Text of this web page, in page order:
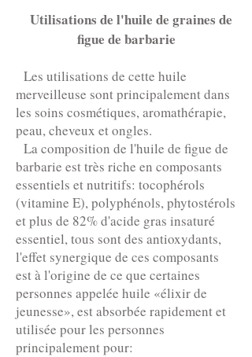
Utilisations de l'huile de graines de
figue de barbarie
Les utilisations de cette huile
merveilleuse sont principalement dans
les soins cosmétiques, aromathérapie,
peau, cheveux et ongles.
La composition de l'huile de figue de
barbarie est très riche en composants
essentiels et nutritifs: tocophérols
(vitamine E), polyphénols, phytostérols
et plus de 82% d'acide gras insaturé
essentiel, tous sont des antioxydants,
l'effet synergique de ces composants
est à l'origine de ce que certaines
personnes appelée huile «élixir de
jeunesse», est absorbée rapidement et
utilisée pour les personnes
principalement pour: